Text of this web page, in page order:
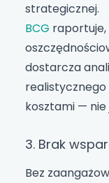
strategicznej.
BCG raportuje,
dostarcza
realistycznego
kosztami —
3. Brak
Bez